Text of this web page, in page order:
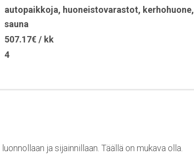
autopaikkoja, huoneistovarastot, kerhohuone,
sauna
507.17€ / kk
4
ja sijainnillaan. Täällä on mukava olla.